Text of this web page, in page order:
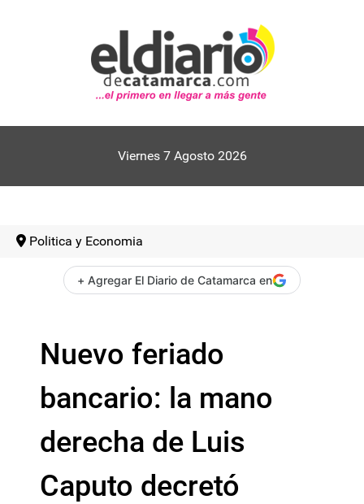
Viernes 7 Agosto 2026
Politica y Economia
+ Agregar El Diario de Catamarca en
Nuevo feriado
bancario: la mano
derecha de Luis
Caputo decretó